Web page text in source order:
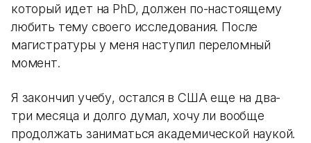
который идет на PhD, должен по-настоящему
любить тему своего исследования. После
магистратуры у меня наступил переломный
момент.
Я закончил учебу, остался в США еще на два-
три месяца и долго думал, хочу ли вообще
продолжать заниматься академической наукой.